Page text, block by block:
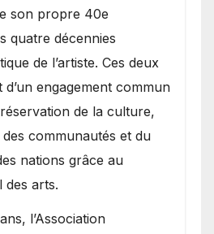
son propre 40e
quatre décennies
de l’artiste. Ces deux
engagement commun
de la culture,
communautés et du
nations grâce au
des arts.
l’Association